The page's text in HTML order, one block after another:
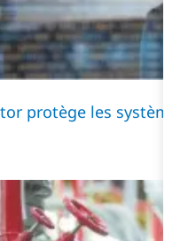
protège les systèmes